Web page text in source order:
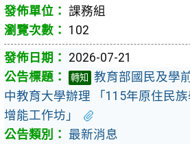
課務組
102
2026-07-21
轉知
教育部國民及學
中教育大學辦理 「115年原住民
增能工作坊」
最新消息